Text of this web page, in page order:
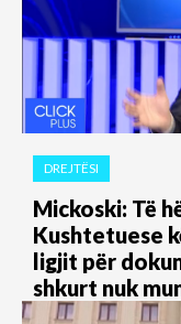
DREJTËSI
Mickoski: Të
Kushtetuese
ligjit për
shkurt nuk